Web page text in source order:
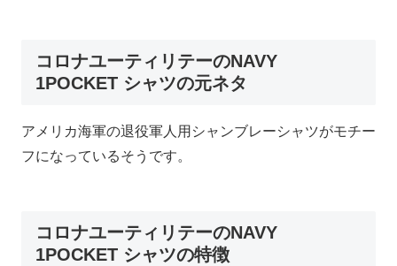
コロナユーティリテーのNAVY
1POCKET シャツの元ネタ
アメリカ海軍の退役軍人用シャンブレーシャツがモチー
フになっているそうです。
コロナユーティリテーのNAVY
1POCKET シャツの特徴